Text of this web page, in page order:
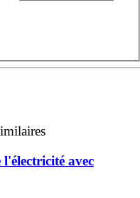
avec